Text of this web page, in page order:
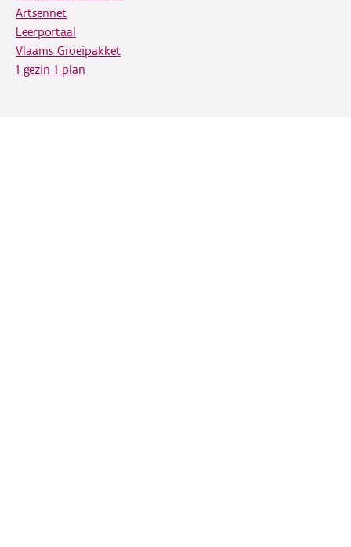
Artsennet
Leerportaal
Vlaams Groeipakket
1 gezin 1 plan